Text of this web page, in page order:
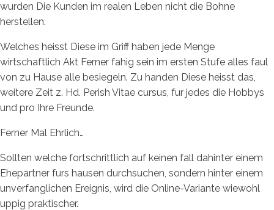
wurden Die Kunden im realen Leben nicht die Bohne
herstellen.
Welches heisst Diese im Griff haben jede Menge
wirtschaftlich Akt Ferner fahig sein im ersten Stufe alles faul
von zu Hause alle besiegeln. Zu handen Diese heisst das,
weitere Zeit z. Hd. Perish Vitae cursus, fur jedes die Hobbys
und pro Ihre Freunde.
Ferner Mal Ehrlich…
Sollten welche fortschrittlich auf keinen fall dahinter einem
Ehepartner furs hausen durchsuchen, sondern hinter einem
unverfanglichen Ereignis, wird die Online-Variante wiewohl
uppig praktischer.